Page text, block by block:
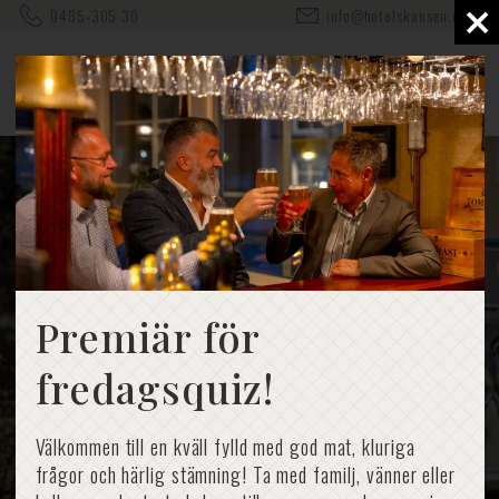
Premiär för
fredagsquiz!
Välkommen till en kväll fylld med god mat, kluriga
frågor och härlig stämning! Ta med familj, vänner eller
info@hotelskansen.com